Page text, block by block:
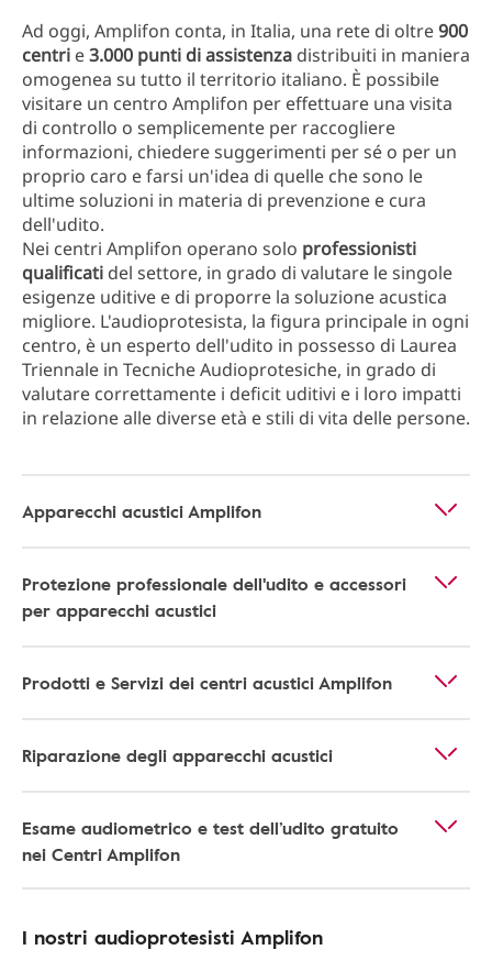
Ad oggi, Amplifon conta, in Italia, una rete di oltre900
centri e3.000 punti di assistenza distribuiti in maniera
omogenea su tutto il territorio italiano. È possibile
visitare un centro Amplifon per effettuare una visita
di controllo o semplicemente per raccogliere
informazioni, chiedere suggerimenti per sé o per un
proprio caro e farsi un'idea di quelle che sono le
ultime soluzioni in materia di prevenzione e cura
dell'udito.
Nei centri Amplifon operano solo professionisti
qualificati del settore, in grado di valutare le singole
esigenze uditive e di proporre la soluzione acustica
migliore. L'audioprotesista, la figura principale in ogni
centro, è un esperto dell'udito in possesso di Laurea
Triennale in Tecniche Audioprotesiche, in grado di
valutare correttamente i deficit uditivi e i loro impatti
in relazione alle diverse età e stili di vita delle persone.
Apparecchi acustici Amplifon
Protezione professionale dell'udito e accessori
per apparecchi acustici
Prodotti e Servizi dei centri acustici Amplifon
Riparazione degli apparecchi acustici
Esame audiometrico e test dell’udito gratuito
nei Centri Amplifon
I nostri audioprotesisti Amplifon